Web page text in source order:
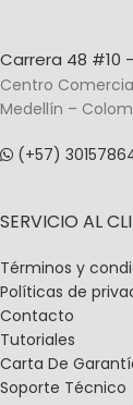
Carrera 48 #10
Centro
Medellín –
(+57)
SERVICIO AL
Términos y
Políticas de
Contacto
Tutoriales
Carta De
Soporte Técnico